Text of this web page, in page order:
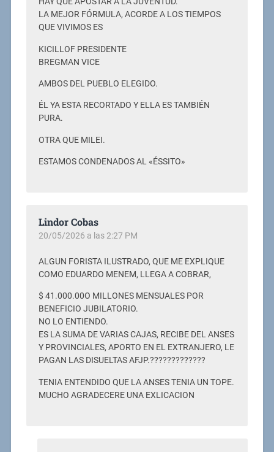
LA MEJOR FÓRMULA, ACORDE A LOS TIEMPOS
QUE VIVIMOS ES
KICILLOF PRESIDENTE
BREGMAN VICE
AMBOS DEL PUEBLO ELEGIDO.
ÉL YA ESTA RECORTADO Y ELLA ES TAMBIÉN
PURA.
OTRA QUE MILEI.
ESTAMOS CONDENADOS AL «ÉSSITO»
Lindor Cobas
20/05/2026 a las 2:27 PM
ALGUN FORISTA ILUSTRADO, QUE ME EXPLIQUE
COMO EDUARDO MENEM, LLEGA A COBRAR,
$ 41.000.00O MILLONES MENSUALES POR
BENEFICIO JUBILATORIO.
NO LO ENTIENDO.
ES LA SUMA DE VARIAS CAJAS, RECIBE DEL ANSES
Y PROVINCIALES, APORTO EN EL EXTRANJERO, LE
PAGAN LAS DISUELTAS AFJP.?????????????
TENIA ENTENDIDO QUE LA ANSES TENIA UN TOPE.
MUCHO AGRADECERE UNA EXLICACION